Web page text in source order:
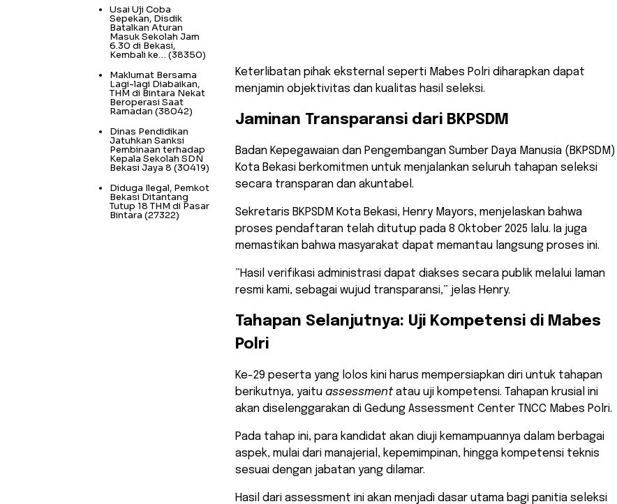
​Keterlibatan pihak eksternal seperti Mabes Polri diharapkan dapat
menjamin objektivitas dan kualitas hasil seleksi.
Jaminan Transparansi dari BKPSDM
​Badan Kepegawaian dan Pengembangan Sumber Daya Manusia (BKPSDM)
Kota Bekasi berkomitmen untuk menjalankan seluruh tahapan seleksi
secara transparan dan akuntabel.
​Sekretaris BKPSDM Kota Bekasi, Henry Mayors, menjelaskan bahwa
proses pendaftaran telah ditutup pada 8 Oktober 2025 lalu. Ia juga
memastikan bahwa masyarakat dapat memantau langsung proses ini.
​”Hasil verifikasi administrasi dapat diakses secara publik melalui laman
resmi kami, sebagai wujud transparansi,” jelas Henry.
Tahapan Selanjutnya: Uji Kompetensi di Mabes
Polri
Ke-29 peserta yang lolos kini harus mempersiapkan diri untuk tahapan
berikutnya, yaitu assessmentatau uji kompetensi. Tahapan krusial ini
akan diselenggarakan di Gedung Assessment Center TNCC Mabes Polri.
Pada tahap ini, para kandidat akan diuji kemampuannya dalam berbagai
aspek, mulai dari manajerial, kepemimpinan, hingga kompetensi teknis
sesuai dengan jabatan yang dilamar.
Hasil dari assessment ini akan menjadi dasar utama bagi panitia seleksi
Usai Uji Coba
Sepekan, Disdik
Batalkan Aturan
Masuk Sekolah Jam
6.30 di Bekasi,
Kembali ke… (38350)
Maklumat Bersama
Lagi-lagi Diabaikan,
THM di Bintara Nekat
Beroperasi Saat
Ramadan (38042)
Dinas Pendidikan
Jatuhkan Sanksi
Pembinaan terhadap
Kepala Sekolah SDN
Bekasi Jaya 8 (30419)
Diduga Ilegal, Pemkot
Bekasi Ditantang
Tutup 18 THM di Pasar
Bintara (27322)